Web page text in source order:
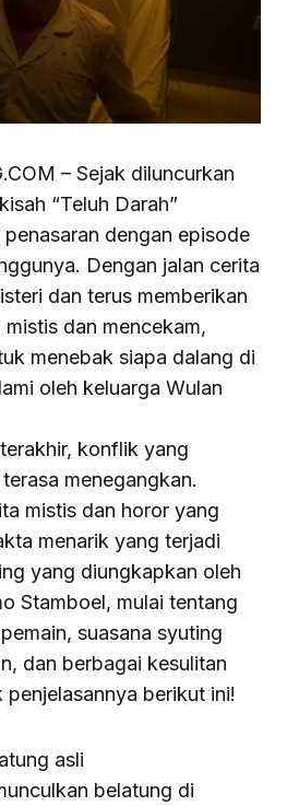
– Sejak diluncurkan
“Teluh Darah”
dengan episode
Dengan jalan cerita
dan terus memberikan
dan mencekam,
menebak siapa dalang di
oleh keluarga Wulan
konflik yang
menegangkan.
mistis dan horor yang
menarik yang terjadi
yang diungkapkan oleh
Stamboel, mulai tentang
suasana syuting
dan berbagai kesulitan
penjelasannya berikut ini!
asli
belatung di